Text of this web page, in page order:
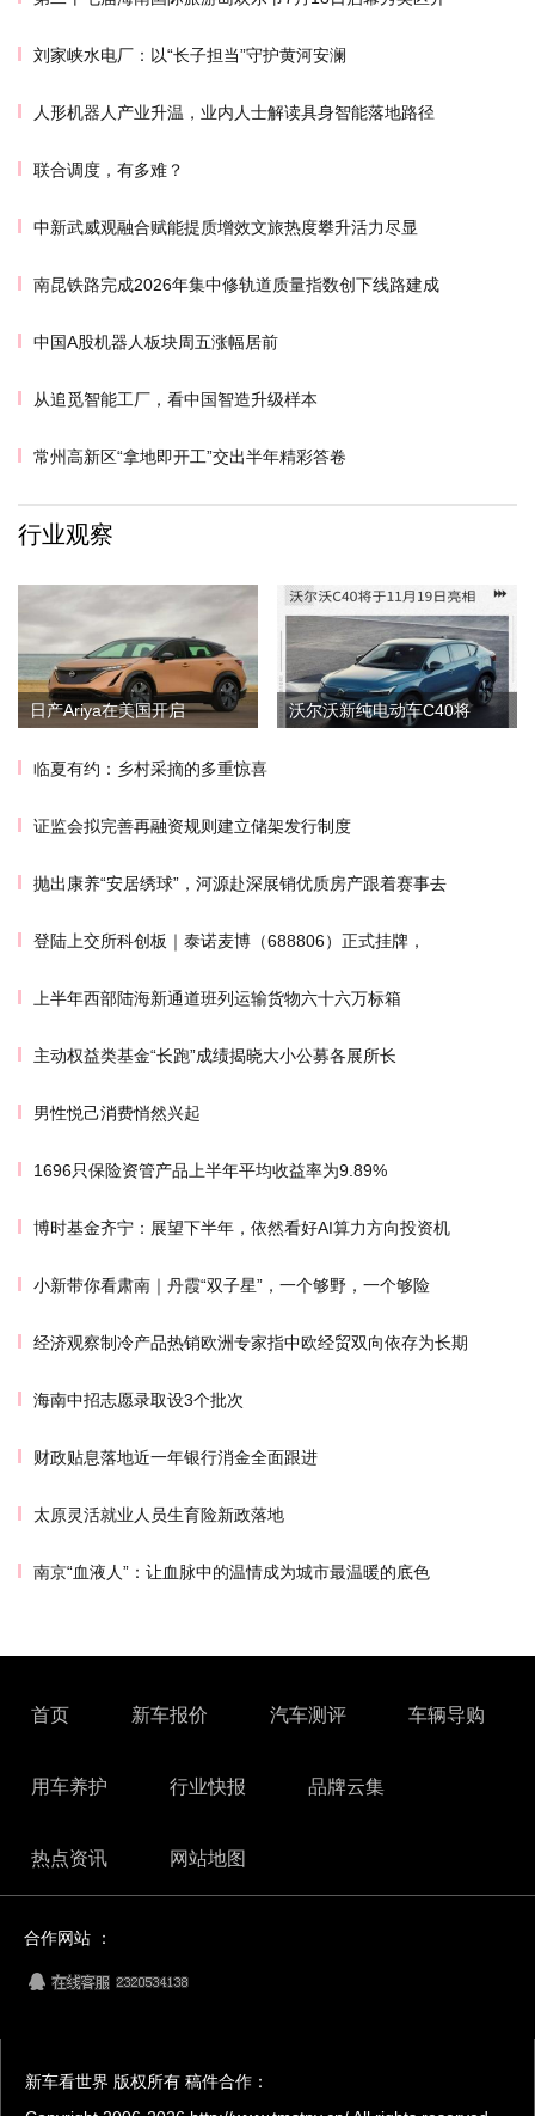
刘家峡水电厂：以“长子担当”守护黄河安澜
人形机器人产业升温，业内人士解读具身智能落地路径
联合调度，有多难？
中新武威观融合赋能提质增效文旅热度攀升活力尽显
南昆铁路完成2026年集中修轨道质量指数创下线路建成
中国A股机器人板块周五涨幅居前
从追觅智能工厂，看中国智造升级样本
常州高新区“拿地即开工”交出半年精彩答卷
行业观察
日产Ariya在美国开启 沃尔沃新纯电动车C40将
临夏有约：乡村采摘的多重惊喜
证监会拟完善再融资规则建立储架发行制度
抛出康养“安居绣球”，河源赴深展销优质房产跟着赛事去
登陆上交所科创板｜泰诺麦博（688806）正式挂牌，
上半年西部陆海新通道班列运输货物六十六万标箱
主动权益类基金“长跑”成绩揭晓大小公募各展所长
男性悦己消费悄然兴起
1696只保险资管产品上半年平均收益率为9.89%
博时基金齐宁：展望下半年，依然看好AI算力方向投资机
小新带你看肃南｜丹霞“双子星”，一个够野，一个够险
经济观察制冷产品热销欧洲专家指中欧经贸双向依存为长期
海南中招志愿录取设3个批次
财政贴息落地近一年银行消金全面跟进
太原灵活就业人员生育险新政落地
南京“血液人”：让血脉中的温情成为城市最温暖的底色
首页 新车报价 汽车测评 车辆导购
用车养护 行业快报 品牌云集
热点资讯 网站地图
合作网站 ：
新车看世界 版权所有 稿件合作：